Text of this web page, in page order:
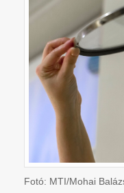
Fotó: MTI/Mohai